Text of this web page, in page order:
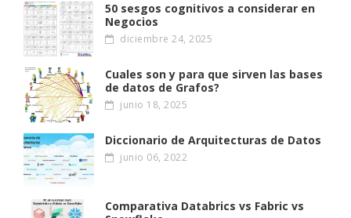
50 sesgos cognitivos a considerar en
Negocios
diciembre 24, 2025
Cuales son y para que sirven las bases
de datos de Grafos?
junio 18, 2025
Diccionario de Arquitecturas de Datos
junio 06, 2022
Comparativa Databrics vs Fabric vs